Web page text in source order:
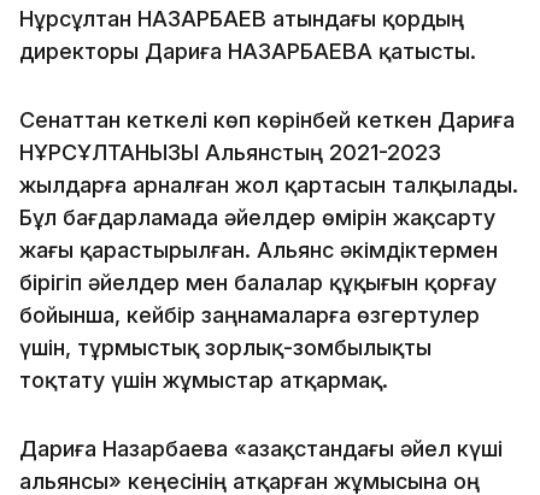
Нұрсұлтан НАЗАРБАЕВ атындағы қордың
директоры Дариға НАЗАРБАЕВА қатысты.
Сенаттан кеткелі көп көрінбей кеткен Дариға
НҰРСҰЛТАНҚЫЗЫ Альянстың 2021-2023
жылдарға арналған жол қартасын талқылады.
Бұл бағдарламада әйелдер өмірін жақсарту
жағы қарастырылған. Альянс әкімдіктермен
бірігіп әйелдер мен балалар құқығын қорғау
бойынша, кейбір заңнамаларға өзгертулер
үшін, тұрмыстық зорлық-зомбылықты
тоқтату үшін жұмыстар атқармақ.
Дариға Назарбаева «Қазақстандағы әйел күші
альянсы» кеңесінің атқарған жұмысына оң